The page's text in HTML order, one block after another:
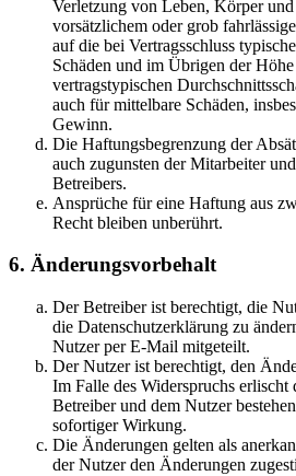
Verletzung von Leben, Körper
vorsätzlichem oder grob
auf die bei Vertragsschluss
Schäden und im Übrigen der
vertragstypischen
auch für mittelbare Schäden,
Gewinn.
Die Haftungsbegrenzung der
auch zugunsten der Mitarbeiter
Betreibers.
Ansprüche für eine Haftung aus
Recht bleiben unberührt.
6. Änderungsvorbehalt
Der Betreiber ist berechtigt, die
die Datenschutzerklärung zu
Nutzer per E-Mail mitgeteilt.
Der Nutzer ist berechtigt, den
Im Falle des Widerspruchs erlischt
Betreiber und dem Nutzer
sofortiger Wirkung.
Die Änderungen gelten als
der Nutzer den Änderungen